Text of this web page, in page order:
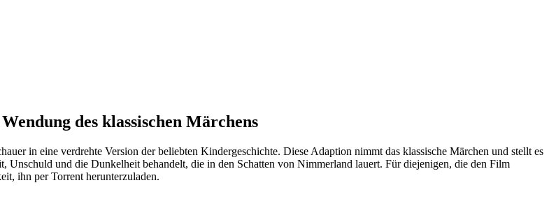
des klassischen Märchens
in eine verdrehte Version der beliebten Kindergeschichte. Diese Adaption nimmt das klassische Märchen und stellt es
und die Dunkelheit behandelt, die in den Schatten von Nimmerland lauert. Für diejenigen, die den Film
ihn per Torrent herunterzuladen.